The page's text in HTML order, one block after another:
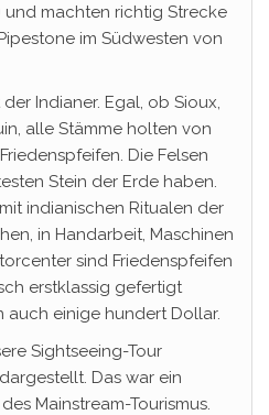
machten richtig Strecke
im Südwesten von
Indianer. Egal, ob Sioux,
alle Stämme holten von
Die Felsen
Stein der Erde haben.
indianischen Ritualen der
in Handarbeit, Maschinen
sind Friedenspfeifen
erstklassig gefertigt
auch einige hundert Dollar.
Sightseeing-Tour
Das war ein
Mainstream-Tourismus.